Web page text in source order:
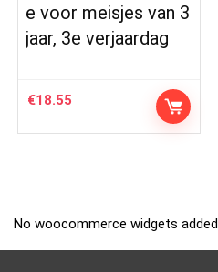
e voor meisjes van 3
jaar, 3e verjaardag
€18.55
No woocommerce widgets added